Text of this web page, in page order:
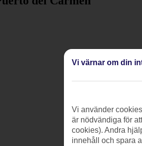
Vi värnar om din
Vi använder
är nödvändiga för
cookies). Andra
innehåll och spara